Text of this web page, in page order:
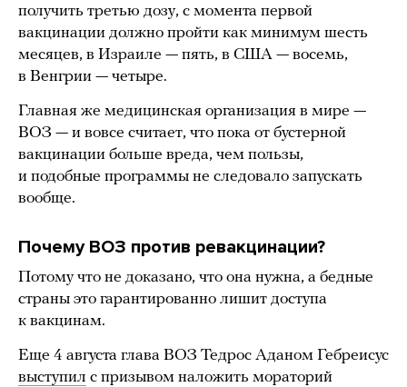
получить третью дозу, с момента первой
вакцинации должно пройти как минимум шесть
месяцев, в Израиле — пять, в США — восемь,
в Венгрии — четыре.
Главная же медицинская организация в мире —
ВОЗ — и вовсе считает, что пока от бустерной
вакцинации больше вреда, чем пользы,
и подобные программы не следовало запускать
вообще.
Почему ВОЗ против ревакцинации?
Потому что не доказано, что она нужна, а бедные
страны это гарантированно лишит доступа
к вакцинам.
Еще 4 августа глава ВОЗ Тедрос Аданом Гебреисус
выступил с призывом наложить мораторий